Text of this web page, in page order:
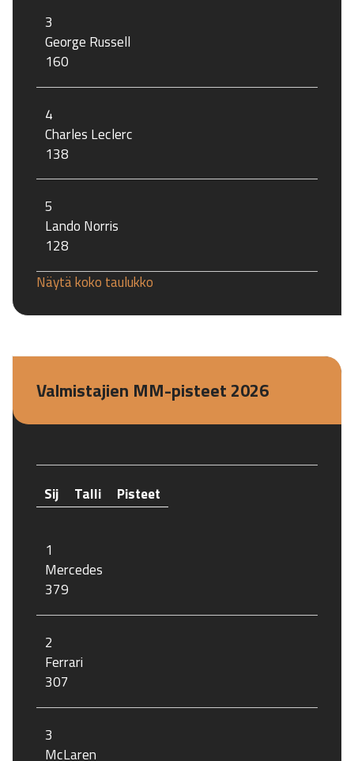
3
George Russell
160
4
Charles Leclerc
138
5
Lando Norris
128
Näytä koko taulukko
Valmistajien MM-pisteet 2026
Sij Talli Pisteet
1
Mercedes
379
2
Ferrari
307
3
McLaren